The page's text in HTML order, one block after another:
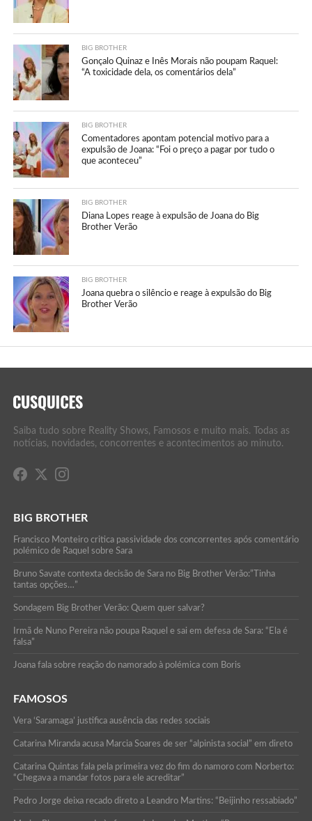
BIG BROTHER
Gonçalo Quinaz e Inês Morais não poupam Raquel:
“A toxicidade dela, os comentários dela”
BIG BROTHER
Comentadores apontam potencial motivo para a
expulsão de Joana: “Foi o preço a pagar por tudo o
que aconteceu”
BIG BROTHER
Diana Lopes reage à expulsão de Joana do Big
Brother Verão
BIG BROTHER
Joana quebra o silêncio e reage à expulsão do Big
Brother Verão
Saiba tudo sobre Reality Shows, Famosos e muito mais. Todas as
notícias, novidades, concorrentes e acontecimentos ao minuto.
BIG BROTHER
Francisco Monteiro critica passividade dos concorrentes após comentário
polémico de Raquel sobre Sara
Bruno Savate contexta decisão de Sara no Big Brother Verão:”Tinha
tantas opções…”
Sondagem Big Brother Verão: Quem quer salvar?
Irmã de Nuno Pereira não poupa Raquel e sai em defesa de Sara: “Ela é
falsa”
Joana fala sobre reação do namorado à polémica com Boris
FAMOSOS
Vera ‘Saramaga’ justifica ausência das redes sociais
Catarina Miranda acusa Marcia Soares de ser “alpinista social” em direto
Catarina Quintas fala pela primeira vez do fim do namoro com Norberto:
“Chegava a mandar fotos para ele acreditar”
Pedro Jorge deixa recado direto a Leandro Martins: “Beijinho ressabiado”